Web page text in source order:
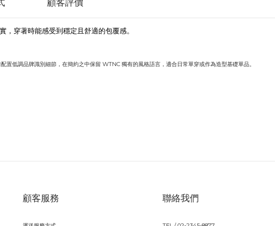
穿著時能感受到穩定且舒適的包覆感。
置低調品牌識別細節，在簡約之中保留 WTNC 獨有的風格語言，適合日常單穿或作為造型基礎單品。
顧客服務 聯絡我們